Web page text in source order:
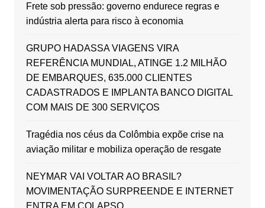
Frete sob pressão: governo endurece regras e
indústria alerta para risco à economia
GRUPO HADASSA VIAGENS VIRA
REFERÊNCIA MUNDIAL, ATINGE 1.2 MILHÃO
DE EMBARQUES, 635.000 CLIENTES
CADASTRADOS E IMPLANTA BANCO DIGITAL
COM MAIS DE 300 SERVIÇOS
Tragédia nos céus da Colômbia expõe crise na
aviação militar e mobiliza operação de resgate
NEYMAR VAI VOLTAR AO BRASIL?
MOVIMENTAÇÃO SURPREENDE E INTERNET
ENTRA EM COLAPSO